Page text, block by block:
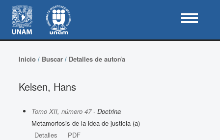
Inicio/ Buscar/ Detalles de autor/a
Kelsen, Hans
Tomo XII, número 47- Doctrina
Metamorfosis de la idea de justicia (a)
Detalles
PDF